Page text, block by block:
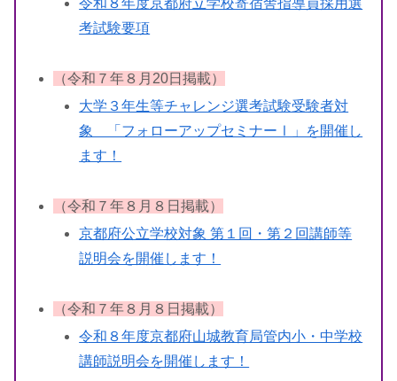
考試験要項
（令和７年８月20日掲載）
大学３年生等チャレンジ選考試験受験者対
象 「フォローアップセミナーⅠ」を開催し
ます！
（令和７年８月８日掲載）
京都府公立学校対象 第１回・第２回講師等
説明会を開催します！
（令和７年８月８日掲載）
令和８年度京都府山城教育局管内小・中学校
講師説明会を開催します！